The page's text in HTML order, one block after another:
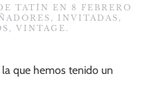
TATÍN EN 8 FEBRERO
, INVITADAS ,
, VINTAGE .
que hemos tenido un